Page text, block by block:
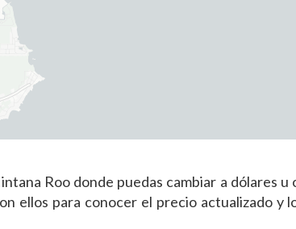
Roo donde puedas cambiar a dólares
ellos para conocer el precio actualizado y